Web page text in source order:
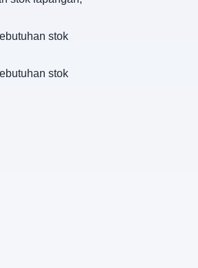
stok
stok